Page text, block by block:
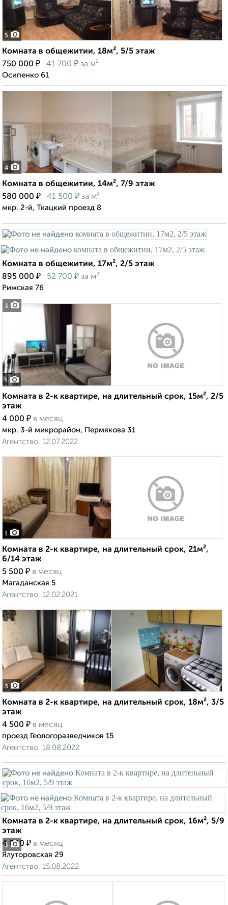
5
Комната в общежитии, 18м², 5/5 этаж
750 000 ₽ 41 700 ₽ за м²
Осипенко 61
4
Комната в общежитии, 14м², 7/9 этаж
580 000 ₽ 41 500 ₽ за м²
мкр. 2-й, Ткацкий проезд 8
3
Комната в общежитии, 17м², 2/5 этаж
895 000 ₽ 52 700 ₽ за м²
Рижская 76
1
Комната в 2-к квартире, на длительный срок, 15м², 2/5
этаж
4 000 ₽ в месяц
мкр. 3-й микрорайон, Пермякова 31
Агентство, 12.07.2022
1
Комната в 2-к квартире, на длительный срок, 21м²,
6/14 этаж
5 500 ₽ в месяц
Магаданская 5
Агентство, 12.02.2021
3
Комната в 2-к квартире, на длительный срок, 18м², 3/5
этаж
4 500 ₽ в месяц
проезд Геологоразведчиков 15
Агентство, 18.08.2022
3
Комната в 2-к квартире, на длительный срок, 16м², 5/9
этаж
4 000 ₽ в месяц
Ялуторовская 29
Агентство, 15.08.2022